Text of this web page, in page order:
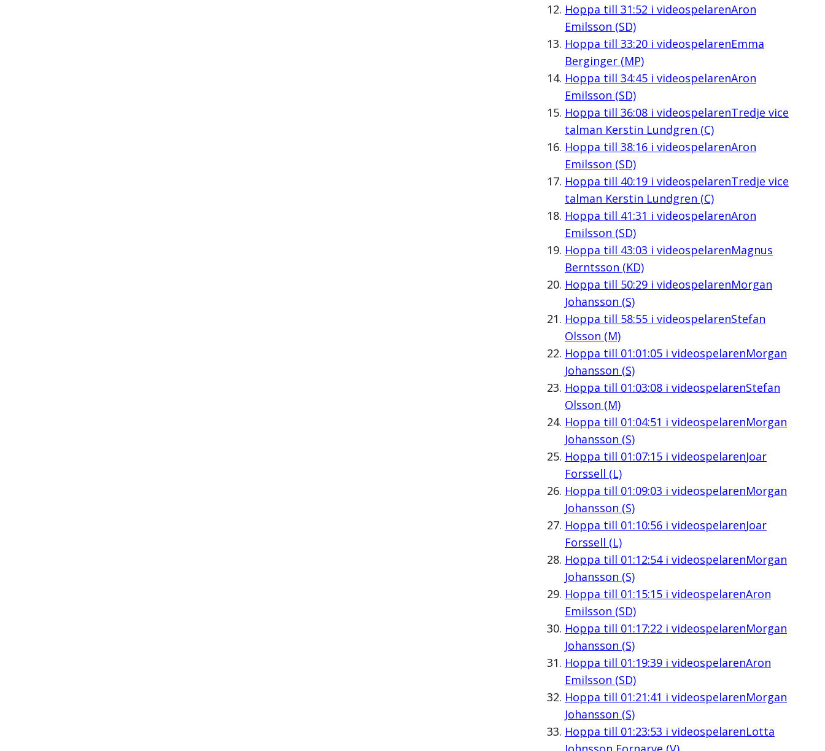
Hoppa till 31:52 i videospelarenAron
Emilsson (SD)
Hoppa till 33:20i videospelarenEmma
Berginger (MP)
Hoppa till 34:45i videospelarenAron
Emilsson (SD)
Hoppa till 36:08i videospelarenTredje vice
talman Kerstin Lundgren (C)
Hoppa till 38:16i videospelarenAron
Emilsson (SD)
Hoppa till 40:19i videospelarenTredje vice
talman Kerstin Lundgren (C)
Hoppa till 41:31 i videospelarenAron
Emilsson (SD)
Hoppa till 43:03 i videospelarenMagnus
Berntsson (KD)
Hoppa till 50:29i videospelarenMorgan
Johansson (S)
Hoppa till 58:55i videospelarenStefan
Olsson (M)
Hoppa till 01:01:05i videospelarenMorgan
Johansson (S)
Hoppa till 01:03:08i videospelarenStefan
Olsson (M)
Hoppa till 01:04:51 i videospelarenMorgan
Johansson (S)
Hoppa till 01:07:15i videospelarenJoar
Forssell (L)
Hoppa till 01:09:03 i videospelarenMorgan
Johansson (S)
Hoppa till 01:10:56i videospelarenJoar
Forssell (L)
Hoppa till 01:12:54i videospelarenMorgan
Johansson (S)
Hoppa till 01:15:15i videospelarenAron
Emilsson (SD)
Hoppa till 01:17:22 i videospelarenMorgan
Johansson (S)
Hoppa till 01:19:39i videospelarenAron
Emilsson (SD)
Hoppa till 01:21:41 i videospelarenMorgan
Johansson (S)
Hoppa till 01:23:53 i videospelarenLotta